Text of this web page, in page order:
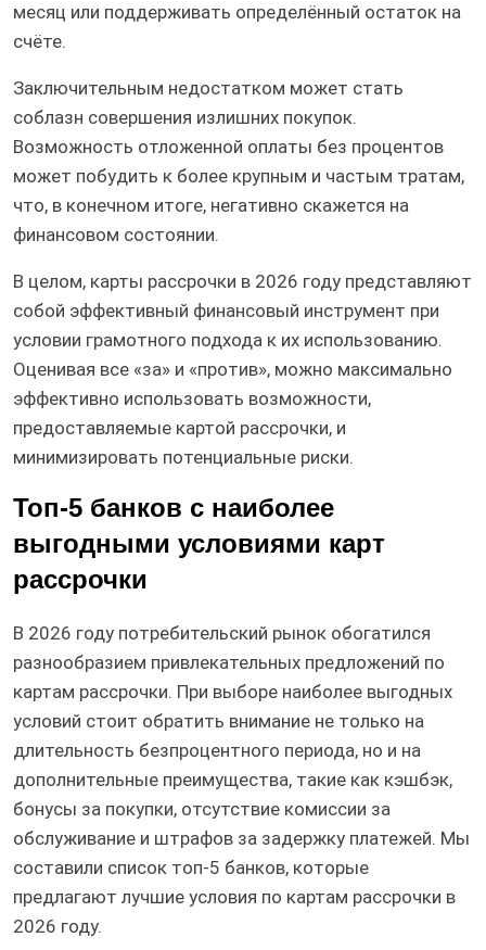
месяц или поддерживать определённый остаток на
счёте.
Заключительным недостатком может стать
соблазн совершения излишних покупок.
Возможность отложенной оплаты без процентов
может побудить к более крупным и частым тратам,
что, в конечном итоге, негативно скажется на
финансовом состоянии.
В целом, карты рассрочки в 2026 году представляют
собой эффективный финансовый инструмент при
условии грамотного подхода к их использованию.
Оценивая все «за» и «против», можно максимально
эффективно использовать возможности,
предоставляемые картой рассрочки, и
минимизировать потенциальные риски.
Топ-5 банков с наиболее
выгодными условиями карт
рассрочки
В 2026 году потребительский рынок обогатился
разнообразием привлекательных предложений по
картам рассрочки. При выборе наиболее выгодных
условий стоит обратить внимание не только на
длительность безпроцентного периода, но и на
дополнительные преимущества, такие как кэшбэк,
бонусы за покупки, отсутствие комиссии за
обслуживание и штрафов за задержку платежей. Мы
составили список топ-5 банков, которые
предлагают лучшие условия по картам рассрочки в
2026 году.